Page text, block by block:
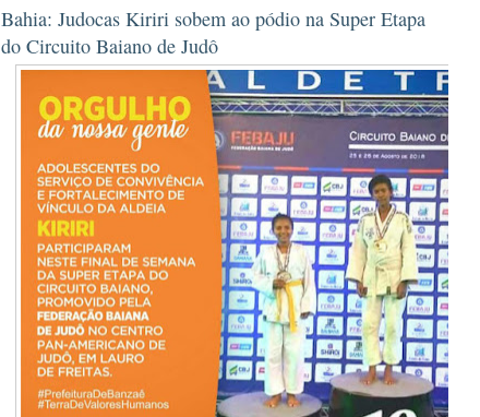
Bahia: Judocas Kiriri sobem ao pódio na Super Etapa
do Circuito Baiano de Judô